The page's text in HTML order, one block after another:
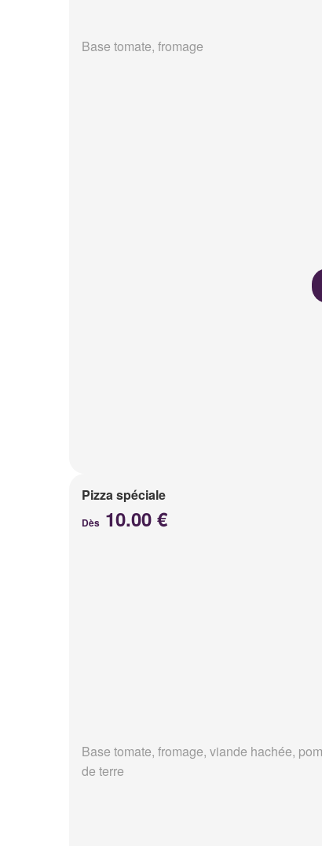
Base tomate, fromage
Pizza spéciale
Dès 10.00 €
Base tomate, fromage, viande hachée,
de terre